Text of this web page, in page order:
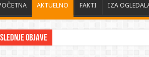
AKTUELNO FAKTI IZA
objave